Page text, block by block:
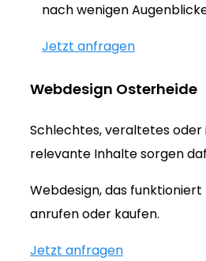
nach wenigen
Jetzt anfragen
Webdesign Osterheide
Schlechtes, veraltetes oder
relevante Inhalte sorgen
Webdesign, das
anrufen oder kaufen.
Jetzt anfragen